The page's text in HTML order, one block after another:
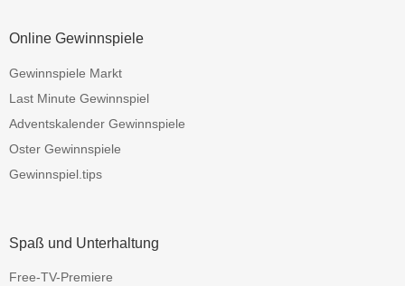
Online Gewinnspiele
Gewinnspiele Markt
Last Minute Gewinnspiel
Adventskalender Gewinnspiele
Oster Gewinnspiele
Gewinnspiel.tips
Spaß und Unterhaltung
Free-TV-Premiere